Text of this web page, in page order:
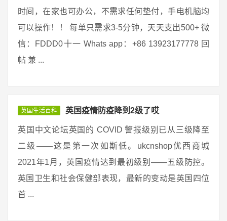
时间，在家也可办公，不需求任何垫付，手电机脑均
可以操作！！ 每单只需求3-5分钟，天天支出500+ 微
信：FDDD0十一 Whats app：+86 13923177778 回
帖 兼 ...
英国生活百科 英国疫情防疫降到2级了哎
英国中文论坛英国的 COVID 警报级别已从三级降至
二级——这是第一次如斯低。ukcnshop优西商城
2021年1月，英国疫情达到最初级别——五级防控。
英国卫生和社会保健部表现，最新的变动是英国四位
首 ...